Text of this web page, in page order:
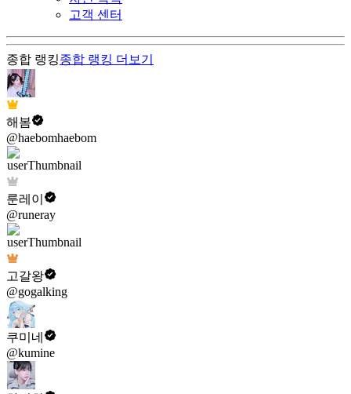
고객 센터
종합 랭킹종합 랭킹 더보기
해봄
@haebomhaebom
룬레이
@runeray
고갈왕
@gogalking
쿠미네
@kumine